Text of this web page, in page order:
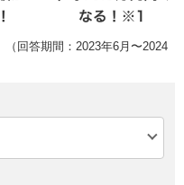
回答期間：2023年6月〜2024